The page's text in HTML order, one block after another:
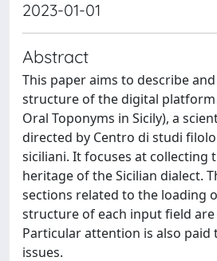
2023-01-01
Abstract
This paper aims to describe
structure of the digital platform
Oral Toponyms in Sicily), a
directed by Centro di studi
siciliani. It focuses at collecting
heritage of the Sicilian dialect.
sections related to the loading
structure of each input field
Particular attention is also paid
issues.